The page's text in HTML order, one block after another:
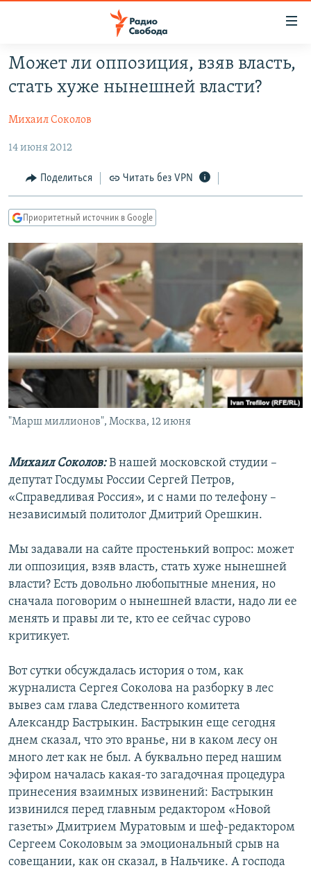
упрощенного
доступа
содержанию
Вернутся
главной
навигации
Вернутся
поиску
ПОДКАСТЫ
АВТОРСКИЕ ПРОЕКТЫ
ЦИТАТЫ СВОБОДЫ
МНЕНИЯ
КУЛЬТУРА
IDEL.РЕАЛИИ
КАВКАЗ.РЕАЛИИ
СЕВЕР.РЕАЛИИ
СИБИРЬ.РЕАЛИИ
РАСПИСАНИЕ ВЕЩАНИЯ
ПОДПИШИТЕСЬ НА РАССЫЛКУ
СОЦИАЛЬНЫЕ СЕТИ
Все сайты РСЕ/РС
Может ли оппозиция, взяв власть,
стать хуже нынешней власти?
Михаил Соколов
14 июня 2012
Поделиться Читать без VPN
Приоритетный источник в Google
"Марш миллионов", Москва, 12 июня
Михаил Соколов:В нашей московской студии –
депутат Госдумы России Сергей Петров,
«Справедливая Россия», и с нами по телефону –
независимый политолог Дмитрий Орешкин.
Мы задавали на сайте простенький вопрос: может
ли оппозиция, взяв власть, стать хуже нынешней
власти? Есть довольно любопытные мнения, но
сначала поговорим о нынешней власти, надо ли ее
менять и правы ли те, кто ее сейчас сурово
критикует.
Вот сутки обсуждалась история о том, как
журналиста Сергея Соколова на разборку в лес
вывез сам глава Следственного комитета
Александр Бастрыкин. Бастрыкин еще сегодня
днем сказал, что это вранье, ни в каком лесу он
много лет как не был. А буквально перед нашим
эфиром началась какая-то загадочная процедура
принесения взаимных извинений: Бастрыкин
извинился перед главным редактором «Новой
газеты» Дмитрием Муратовым и шеф-редактором
Сергеем Соколовым за эмоциональный срыв на
совещании, как он сказал, в Нальчике. А господа